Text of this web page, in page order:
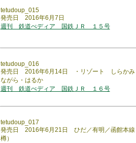
tetudoup_015
発売日 2016年6月7日
週刊 鉄道ぺディア 国鉄ＪＲ １５号
tetudoup_016
発売日 2016年6月14日 ・リゾート しらか
ながら・はるか
週刊 鉄道ぺディア 国鉄ＪＲ １６号
tetudoup_017
発売日 2016年6月21日 ひだ／有明／函館本線
樽）